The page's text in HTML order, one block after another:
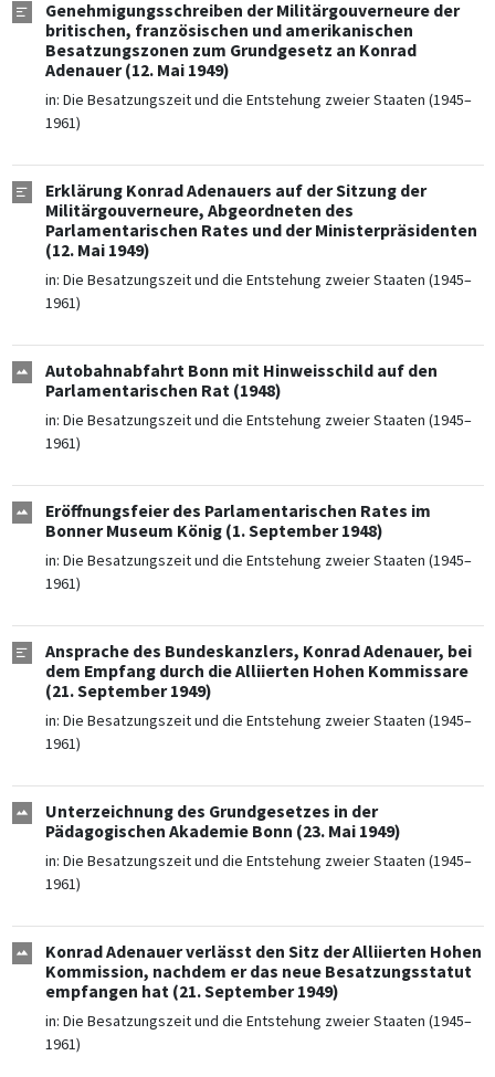
Genehmigungsschreiben der Militärgouverneure der
britischen, französischen und amerikanischen
Besatzungszonen zum Grundgesetz an Konrad
Adenauer (12. Mai 1949)
in: Die Besatzungszeit und die Entstehung zweier Staaten (1945–
1961)
Erklärung Konrad Adenauers auf der Sitzung der
Militärgouverneure, Abgeordneten des
Parlamentarischen Rates und der Ministerpräsidenten
(12. Mai 1949)
in: Die Besatzungszeit und die Entstehung zweier Staaten (1945–
1961)
Autobahnabfahrt Bonn mit Hinweisschild auf den
Parlamentarischen Rat (1948)
in: Die Besatzungszeit und die Entstehung zweier Staaten (1945–
1961)
Eröffnungsfeier des Parlamentarischen Rates im
Bonner Museum König (1. September 1948)
in: Die Besatzungszeit und die Entstehung zweier Staaten (1945–
1961)
Ansprache des Bundeskanzlers, Konrad Adenauer, bei
dem Empfang durch die Alliierten Hohen Kommissare
(21. September 1949)
in: Die Besatzungszeit und die Entstehung zweier Staaten (1945–
1961)
Unterzeichnung des Grundgesetzes in der
Pädagogischen Akademie Bonn (23. Mai 1949)
in: Die Besatzungszeit und die Entstehung zweier Staaten (1945–
1961)
Konrad Adenauer verlässt den Sitz der Alliierten Hohen
Kommission, nachdem er das neue Besatzungsstatut
empfangen hat (21. September 1949)
in: Die Besatzungszeit und die Entstehung zweier Staaten (1945–
1961)